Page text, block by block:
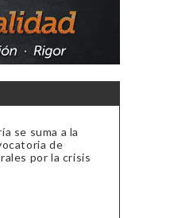
se suma a la
de
por la crisis